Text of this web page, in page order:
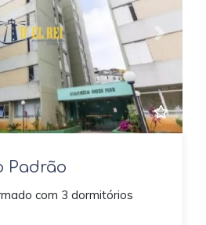
Next
Padrão
com 3 dormitórios